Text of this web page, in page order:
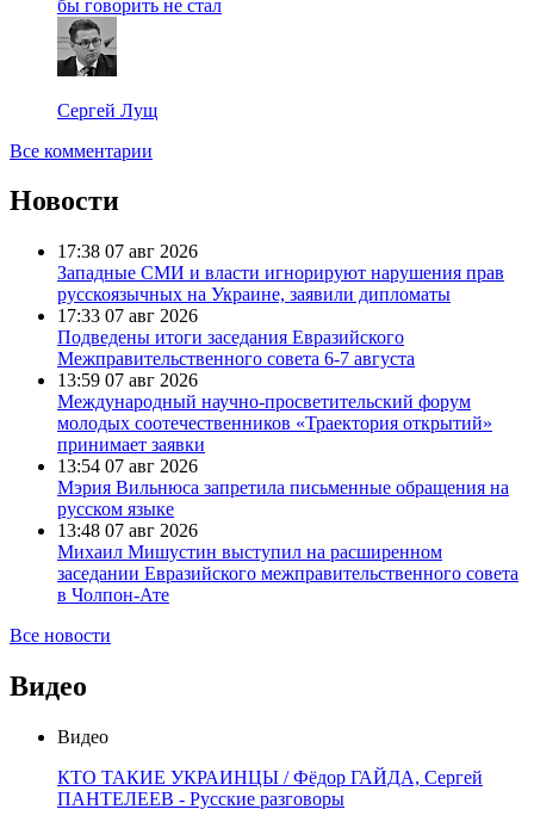
бы говорить не стал
Сергей Лущ
Все комментарии
Новости
17:38 07 авг 2026
Западные СМИ и власти игнорируют нарушения прав
русскоязычных на Украине, заявили дипломаты
17:33 07 авг 2026
Подведены итоги заседания Евразийского
Межправительственного совета 6-7 августа
13:59 07 авг 2026
Международный научно-просветительский форум
молодых соотечественников «Траектория открытий»
принимает заявки
13:54 07 авг 2026
Мэрия Вильнюса запретила письменные обращения на
русском языке
13:48 07 авг 2026
Михаил Мишустин выступил на расширенном
заседании Евразийского межправительственного совета
в Чолпон-Ате
Все новости
Видео
Видео
КТО ТАКИЕ УКРАИНЦЫ / Фёдор ГАЙДА, Сергей
ПАНТЕЛЕЕВ - Русские разговоры